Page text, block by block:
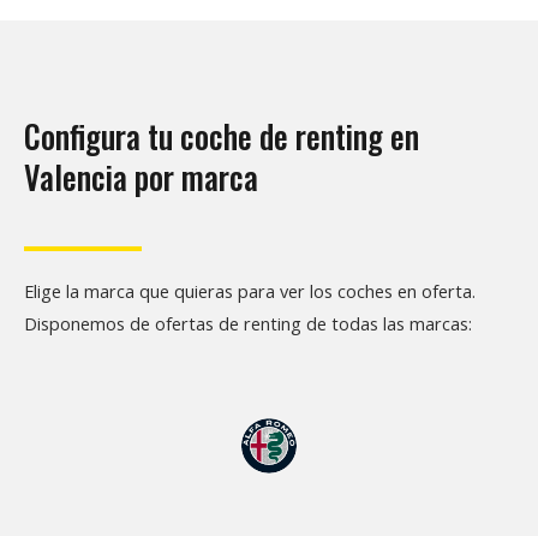
Configura tu coche de renting en
Valencia por marca
Elige la marca que quieras para ver los coches en oferta.
Disponemos de ofertas de renting de todas las marcas: